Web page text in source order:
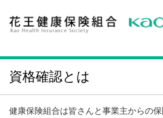
資格確認とは
健康保険組合は皆さんと事業主からの